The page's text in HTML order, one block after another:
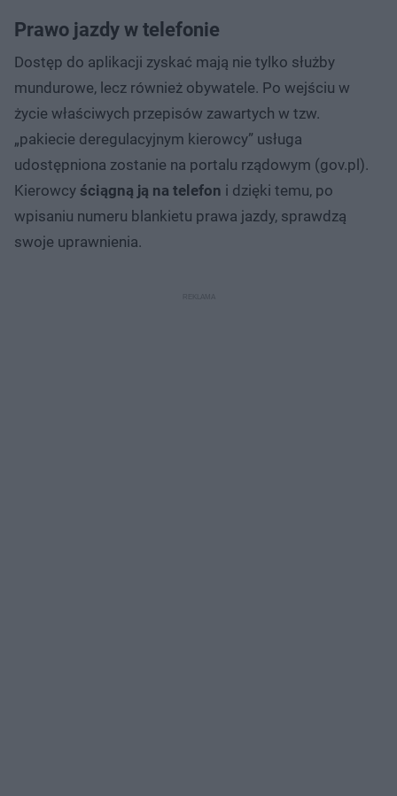
Prawo jazdy w telefonie
Dostęp do aplikacji zyskać mają nie tylko służby
mundurowe, lecz również obywatele. Po wejściu w
życie właściwych przepisów zawartych w tzw.
„pakiecie deregulacyjnym kierowcy” usługa
udostępniona zostanie na portalu rządowym (gov.pl).
Kierowcy ściągną ją na telefon i dzięki temu, po
wpisaniu numeru blankietu prawa jazdy, sprawdzą
swoje uprawnienia.